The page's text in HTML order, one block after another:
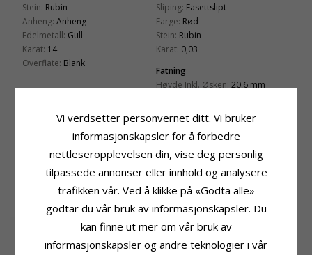
Stein: Rubin
Anheng: Anheng
Edelmetall: Gull
Karat: 14
Overflate: Blank
Sliping: Fasettslipt
Farge: Rød
Stein: Rubin
Karat: 0,03
Fatning
Høyde Inkl. Øsken: 20,6 mm
1,4 mm
Leveringstid:
Ca. 5-10 Hverdager
Passer Til Gullkjede Med Bredde
Slange Maks:
Venezia Max: 1,4 mm
BESLEKTEDE PRODUKTER
Vi verdsetter personvernet ditt. Vi bruker
informasjonskapsler for å forbedre
nettleseropplevelsen din, vise deg personlig
tilpassede annonser eller innhold og analysere
trafikken vår. Ved å klikke på «Godta alle»
godtar du vår bruk av informasjonskapsler. Du
kan finne ut mer om vår bruk av
informasjonskapsler og andre teknologier i vår